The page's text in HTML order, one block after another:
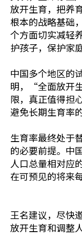
放开生育，把养
根本的战略基础
个方面切实减轻
护孩子，保护家庭
中国多个地区的
明，“全面放开
限，真正值得担
避免长期生育率
生育率最终处于
的必要前提。中
人口总量相对应
在可预见的将来
王名建议，尽快
放开生育和调整